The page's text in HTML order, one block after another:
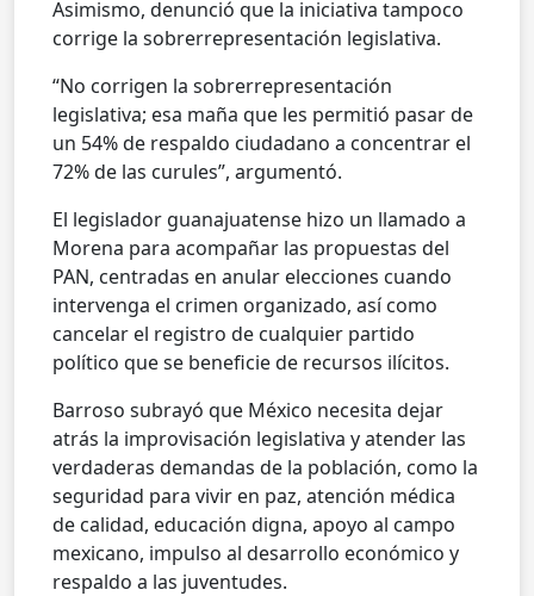
Asimismo, denunció que la iniciativa tampoco
corrige la sobrerrepresentación legislativa.
“No corrigen la sobrerrepresentación
legislativa; esa maña que les permitió pasar de
un 54% de respaldo ciudadano a concentrar el
72% de las curules”, argumentó.
El legislador guanajuatense hizo un llamado a
Morena para acompañar las propuestas del
PAN, centradas en anular elecciones cuando
intervenga el crimen organizado, así como
cancelar el registro de cualquier partido
político que se beneficie de recursos ilícitos.
Barroso subrayó que México necesita dejar
atrás la improvisación legislativa y atender las
verdaderas demandas de la población, como la
seguridad para vivir en paz, atención médica
de calidad, educación digna, apoyo al campo
mexicano, impulso al desarrollo económico y
respaldo a las juventudes.